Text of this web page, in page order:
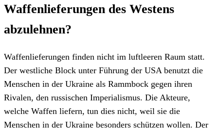
Waffenlieferungen des Westens
abzulehnen?
Waffenlieferungen finden nicht im luftleeren Raum statt.
Der westliche Block unter Führung der USA benutzt die
Menschen in der Ukraine als Rammbock gegen ihren
Rivalen, den russischen Imperialismus. Die Akteure,
welche Waffen liefern, tun dies nicht, weil sie die
Menschen in der Ukraine besonders schützen wollen. Der